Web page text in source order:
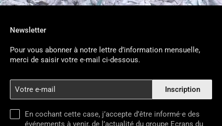
Newsletter
Pour vous abonner à notre lettre d’information mensuelle,
merci de saisir votre e-mail ci-dessous.
En cochant cette case, j’accepte d’être informé·e des
événements à venir, de l’actualité du groupe Ecrans du
Inscription